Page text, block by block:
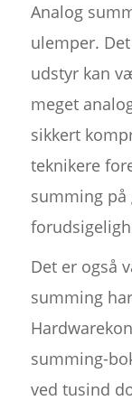
Analog
ulemper.
udstyr kan
meget
sikkert
teknikere
summing
Det er også
summing
summing-
ved tusind